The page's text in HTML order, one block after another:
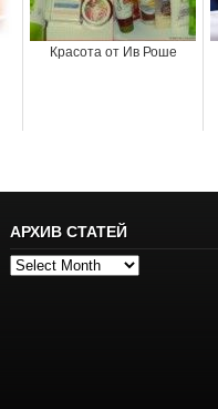
Красота от Ив Роше
АРХИВ СТАТЕЙ
Архив